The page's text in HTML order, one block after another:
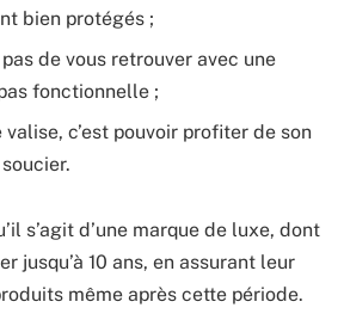
bien protégés ;
de vous retrouver avec une
fonctionnelle ;
c’est pouvoir profiter de son
s’agit d’une marque de luxe, dont
jusqu’à 10 ans, en assurant leur
même après cette période.